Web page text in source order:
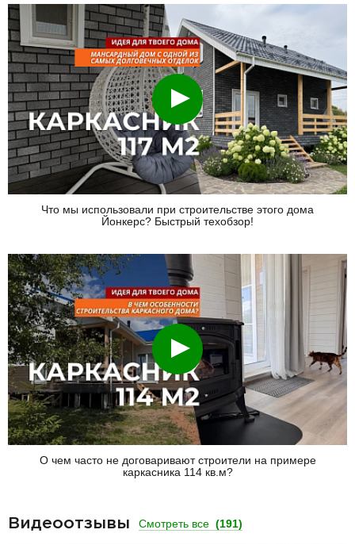
Смотреть
Что мы использовали при строительстве этого дома
Йонкерс? Быстрый техобзор!
Смотреть
О чем часто не договаривают строители на примере
каркасника 114 кв.м?
Видеоотзывы Смотреть все (191)